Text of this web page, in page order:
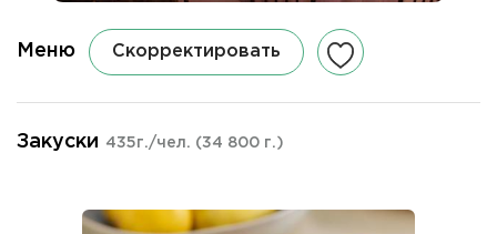
Меню Скорректировать
Закуски 435г./чел. (34 800 г.)